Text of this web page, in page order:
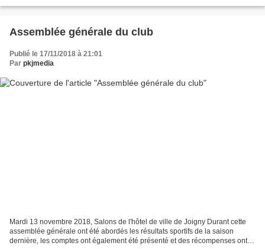
Assemblée générale du club
Publié le 17/11/2018 à 21:01
Par pkjmedia
Mardi 13 novembre 2018, Salons de l'hôtel de ville de Joigny Durant cette
assemblée générale ont été abordés les résultats sportifs de la saison
dernière, les comptes ont également été présenté et des récompenses ont